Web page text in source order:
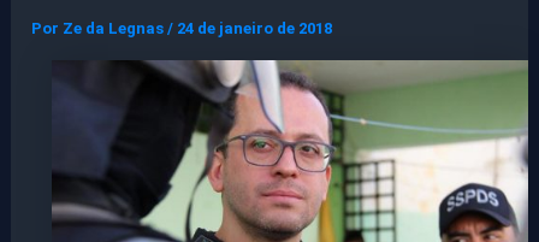
Por Ze da Legnas/ 24 de janeiro de 2018